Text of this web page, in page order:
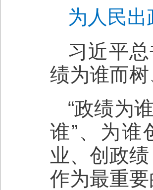
为人民
习近平
绩为谁而
“政绩为
谁”、为谁
业、创政
作为最重